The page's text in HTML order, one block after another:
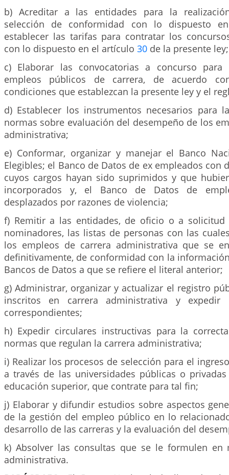
b) Acreditar a las entidades para la
selección de conformidad con lo dispuesto
establecer las tarifas para contratar los
con lo dispuesto en el artículo 30 de la presente ley;
c) Elaborar las convocatorias a concurso para
empleos públicos de carrera, de acuerdo
condiciones que establezcan la presente ley y el
d) Establecer los instrumentos necesarios para
normas sobre evaluación del desempeño de los
administrativa;
e) Conformar, organizar y manejar el Banco
Elegibles; el Banco de Datos de ex empleados con
cuyos cargos hayan sido suprimidos y que
incorporados y, el Banco de Datos de
desplazados por razones de violencia;
f) Remitir a las entidades, de oficio o a solicitud
nominadores, las listas de personas con las
los empleos de carrera administrativa que se
definitivamente, de conformidad con la
Bancos de Datos a que se refiere el literal anterior;
g) Administrar, organizar y actualizar el registro
inscritos en carrera administrativa y expedir
correspondientes;
h) Expedir circulares instructivas para la
normas que regulan la carrera administrativa;
i) Realizar los procesos de selección para el
a través de las universidades públicas o
educación superior, que contrate para tal fin;
j) Elaborar y difundir estudios sobre aspectos
de la gestión del empleo público en lo
desarrollo de las carreras y la evaluación del
k) Absolver las consultas que se le formulen en
administrativa.